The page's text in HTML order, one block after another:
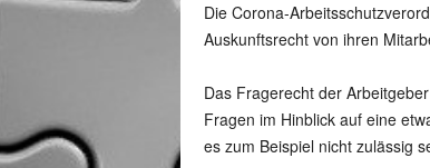
Die Corona-
Auskunftsrecht von ihren
Das Fragerecht der
Fragen im Hinblick auf eine
es zum Beispiel nicht zulässig